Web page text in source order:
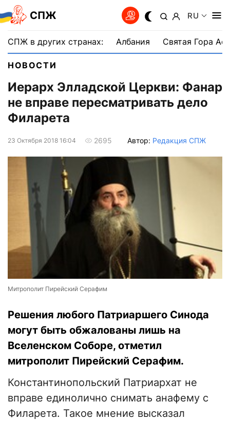
СПЖ RU
СПЖ в других странах: Албания Святая Гора
НОВОСТИ
Иерарх Элладской Церкви: Фанар
не вправе пересматривать дело
Филарета
23 Октября 2018 16:04 2695 Автор: Редакция СПЖ
Митрополит Пирейский Серафим
Решения любого Патриаршего Синода
могут быть обжалованы лишь на
Вселенском Соборе, отметил
митрополит Пирейский Серафим.
Константинопольский Патриархат не
вправе единолично снимать анафему с
Филарета. Такое мнение высказал